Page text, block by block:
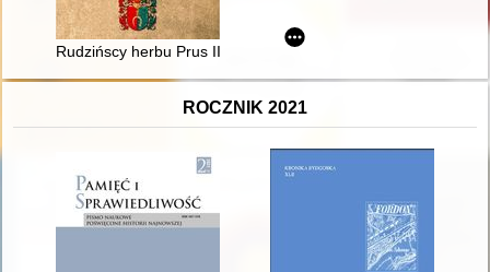
Rudzińscy herbu Prus III z ziemi ciechanowskiej w
ROCZNIK 2021